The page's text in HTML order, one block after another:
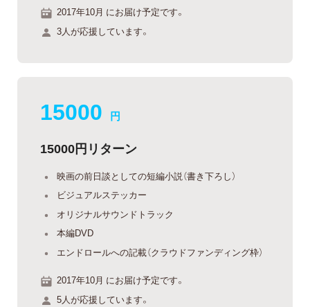
2017年10月 にお届け予定です。
3人が応援しています。
15000 円
15000円リターン
映画の前日談としての短編小説（書き下ろし）
ビジュアルステッカー
オリジナルサウンドトラック
本編DVD
エンドロールへの記載（クラウドファンディング枠）
2017年10月 にお届け予定です。
5人が応援しています。